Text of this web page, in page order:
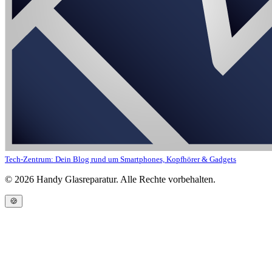
Tech-Zentrum: Dein Blog rund um Smartphones, Kopfhörer & Gadgets
© 2026 Handy Glasreparatur. Alle Rechte vorbehalten.
🍪